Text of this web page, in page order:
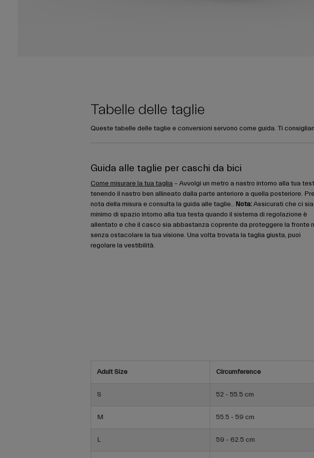
Tabelle delle taglie
Queste tabelle delle taglie e conversioni servono come guida. Ti
Guida alle taglie per caschi da bici
Come misurare la tua taglia – Avvolgi un metro a nastro intorno alla tua
tenendo il nastro ben allineato dalla parte anteriore a quella posteriore.
nota della misura e consulta la guida alle taglie.. Nota:Assicurati che ci sia
minimo di spazio intorno alla tua testa quando il sistema di regolazione è
allentato e che il casco sia abbastanza coprente da proteggere la fronte
senza ostacolare la tua visione. Una volta trovata la taglia giusta, puoi
regolare la vestibilità.
Adult Size Circumference
S 52 - 55.5 cm
M 55.5 - 59 cm
L 59 - 62.5 cm